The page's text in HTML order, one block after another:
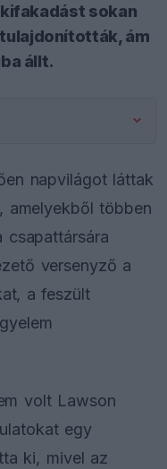
sokan
ám
állt.
napvilágot láttak
amelyekből többen
versenyző a
a feszült
volt Lawson
egy
ki, mivel az